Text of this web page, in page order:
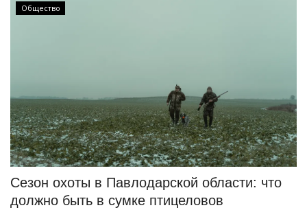
Общество
Сезон охоты в Павлодарской области: что
должно быть в сумке птицеловов